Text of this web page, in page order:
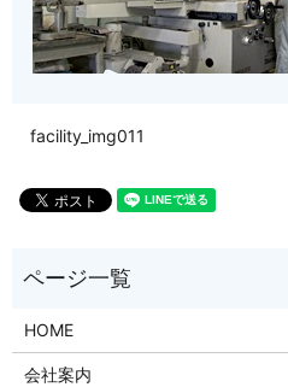
facility_img011
HOME
会社案内